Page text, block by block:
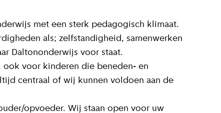
met een sterk pedagogisch klimaat.
als; zelfstandigheid, samenwerken
Daltononderwijs voor staat.
voor kinderen die beneden- en
centraal of wij kunnen voldoen aan de
opvoeder. Wij staan open voor uw